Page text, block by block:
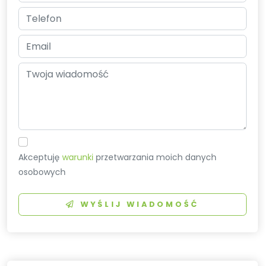
Akceptujęwarunki przetwarzania moich danych
osobowych
WYŚLIJ WIADOMOŚĆ